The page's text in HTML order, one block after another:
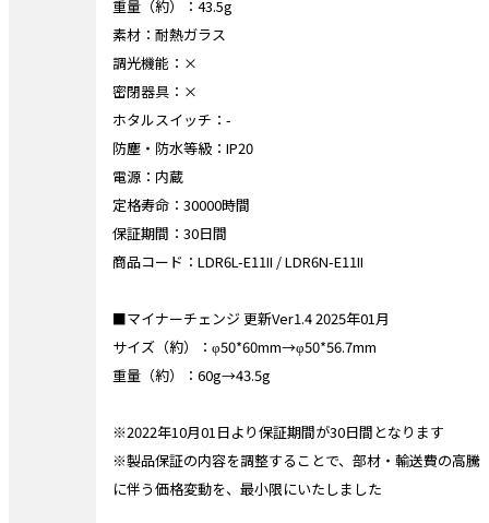
重量（約）：43.5g
素材：耐熱ガラス
調光機能：×
密閉器具：×
ホタルスイッチ：-
防塵・防水等級：IP20
電源：内蔵
定格寿命：30000時間
保証期間：30日間
商品コード：LDR6L-E11II / LDR6N-E11II
■マイナーチェンジ 更新Ver1.4 2025年01月
サイズ（約）：φ50*60mm→φ50*56.7mm
重量（約）：60g→43.5g
※2022年10月01日より保証期間が30日間となります
※製品保証の内容を調整することで、部材・輸送費の高騰
に伴う価格変動を、最小限にいたしました